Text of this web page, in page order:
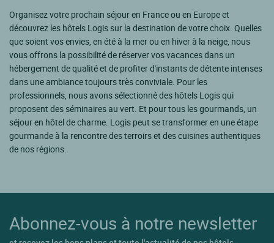
Organisez votre prochain séjour en France ou en Europe et
découvrez les hôtels Logis sur la destination de votre choix. Quelles
que soient vos envies, en été à la mer ou en hiver à la neige, nous
vous offrons la possibilité de réserver vos vacances dans un
hébergement de qualité et de profiter d'instants de détente intenses
dans une ambiance toujours très conviviale. Pour les
professionnels, nous avons sélectionné des hôtels Logis qui
proposent des séminaires au vert. Et pour tous les gourmands, un
séjour en hôtel de charme. Logis peut se transformer en une étape
gourmande à la rencontre des terroirs et des cuisines authentiques
de nos régions.
Abonnez-vous à notre newsletter